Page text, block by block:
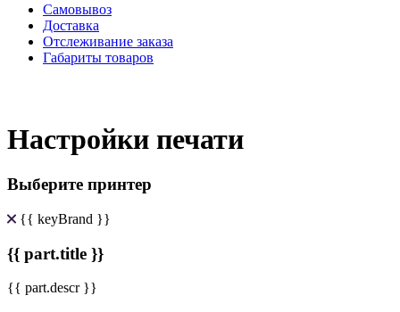
Самовывоз
Доставка
Отслеживание заказа
Габариты товаров
Настройки печати
Выберите принтер
{{ keyBrand }}
{{ part.title }}
{{ part.descr }}